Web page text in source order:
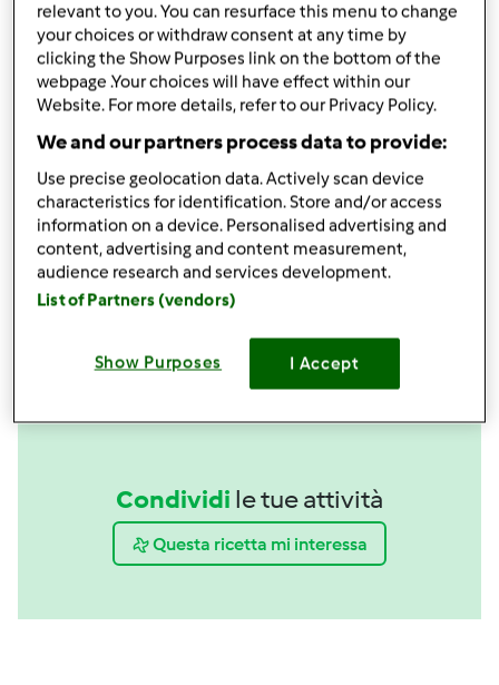
1 misurino di latte freddo
Aggiungi alla lista della spesa
Accessori che ti serviranno
Spatola
acquista
Boccale Completo TM6
acquista
Condividi le tue attività
Questa ricetta mi interessa
relevant to you. You can resurface this menu to change
your choices or withdraw consent at any time by
clicking the Show Purposes link on the bottom of the
webpage .Your choices will have effect within our
Website. For more details, refer to our Privacy Policy.
We and our partners process data to provide:
Use precise geolocation data. Actively scan device
characteristics for identification. Store and/or access
information on a device. Personalised advertising and
content, advertising and content measurement,
audience research and services development.
List of Partners (vendors)
Show Purposes I Accept